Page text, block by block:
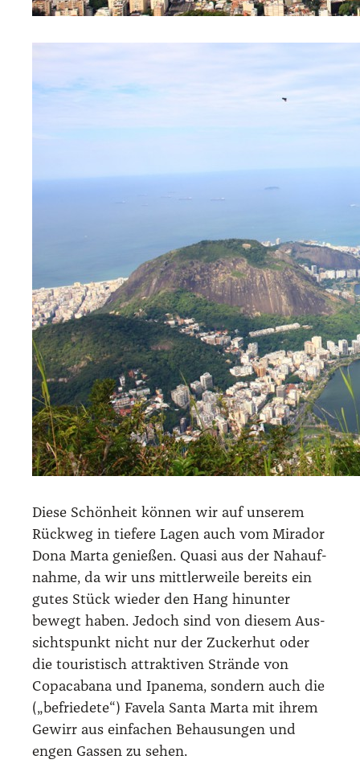
Die­se Schön­heit kön­nen wir auf unse­rem
Rück­weg in tie­fe­re Lagen auch vom Mira­dor
Dona Mar­ta genie­ßen. Qua­si aus der Nah­auf­
nah­me, da wir uns mitt­ler­wei­le bereits ein
gutes Stück wie­der den Hang hin­un­ter
bewegt haben. Jedoch sind von die­sem Aus­
sichts­punkt nicht nur der Zucker­hut oder
die tou­ris­tisch attrak­ti­ven Strän­de von
Copa­ca­ba­na und Ipan­e­ma, son­dern auch die
(„befrie­de­te“) Fave­la San­ta Mar­ta mit ihrem
Gewirr aus ein­fa­chen Behau­sun­gen und
engen Gas­sen zu sehen.